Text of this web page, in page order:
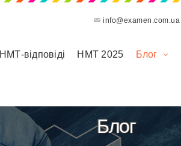
info@examen.com.ua
НМТ-відповіді НМТ 2025 Блог
Блог